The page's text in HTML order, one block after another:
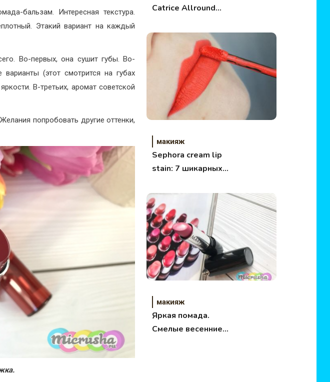
бальзам. Интересная текстура.
Этакий вариант на каждый
Во-первых, она сушит губы. Во-
(этот смотрится на губах
В-третьих, аромат советской
попробовать другие оттенки,
Catrice Allround
Обзор.
макияж
Sephora cream lip
stain: 7 шикарных
макияж
Яркая помада.
Смелые весенние